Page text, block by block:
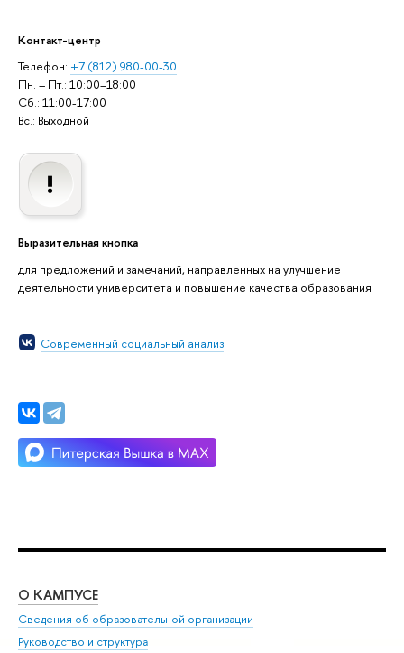
Контакт-центр
Телефон: +7 (812) 980-00-30
Пн. – Пт.: 10:00–18:00
Сб.: 11:00-17:00
Вс.: Выходной
Выразительная кнопка
для предложений и замечаний, направленных на улучшение
деятельности университета и повышение качества образования
Современный социальный анализ
О КАМПУСЕ
Сведения об образовательной организации
Руководство и структура